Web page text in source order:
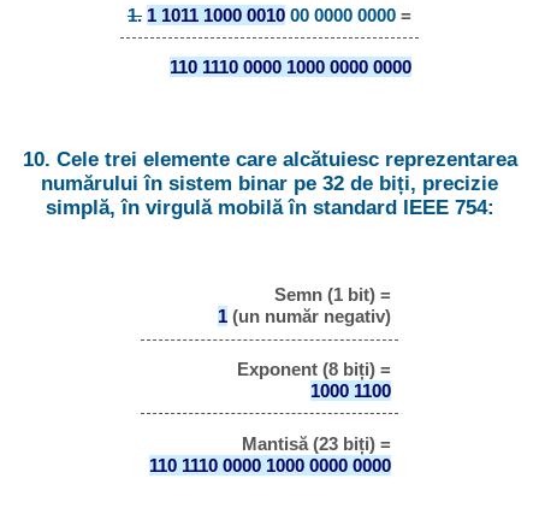
1. 1 1011 1000 0010 00 0000 0000 =
110 1110 0000 1000 0000 0000
10. Cele trei elemente care alcătuiesc reprezentarea
numărului în sistem binar pe 32 de biți, precizie
simplă, în virgulă mobilă în standard IEEE 754:
Semn (1 bit) =
1(un număr negativ)
Exponent (8 biți) =
1000 1100
Mantisă (23 biți) =
110 1110 0000 1000 0000 0000